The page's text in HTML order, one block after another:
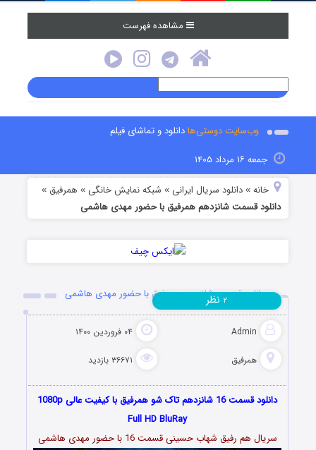
مشاهده فهرست
وب‌سایت دوستی‌هادانلود و تماشای فیلم
جمعه ۱۶ مرداد ۱۴۰۵
خانه »دانلود سریال ایرانی » شبکه نمایش خانگی » همرفیق »
دانلود قسمت شانزدهم همرفیق با حضور مهدی هاشمی
دانلود قسمت شانزدهم همرفیق با حضور مهدی هاشمی
Admin ۰۴ فروردین ۱۴۰۰
همرفیق ۳۶۶۷۱ بازدید
۲ نظر
دانلود قسمت 16 شانزدهم تاک شو همرفیق با کیفیت عالی 1080p
Full HD BluRay
سریال هم رفیق شهاب حسینی قسمت 16 با حضور مهدی هاشمی